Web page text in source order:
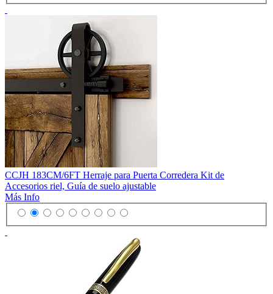
CCJH 183CM/6FT Herraje para Puerta Corredera Kit de
Accesorios riel, Guía de suelo ajustable
Más Info